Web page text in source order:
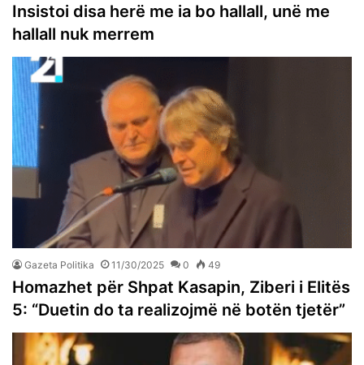
Insistoi disa herë me ia bo hallall, unë me
hallall nuk merrem
Gazeta Politika 11/30/2025 0 49
Homazhet për Shpat Kasapin, Ziberi i Elitës
5: “Duetin do ta realizojmë në botën tjetër”